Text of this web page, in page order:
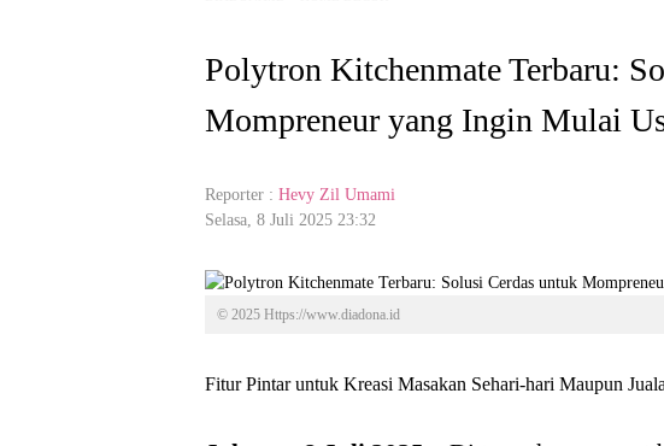
Polytron Kitchenmate Terbaru:
Mompreneur yang Ingin Mulai
Reporter : Hevy Zil Umami
Selasa, 8 Juli 2025 23:32
© 2025 Https://www.diadona.id
Fitur Pintar untuk Kreasi Masakan Sehari-hari Maupun